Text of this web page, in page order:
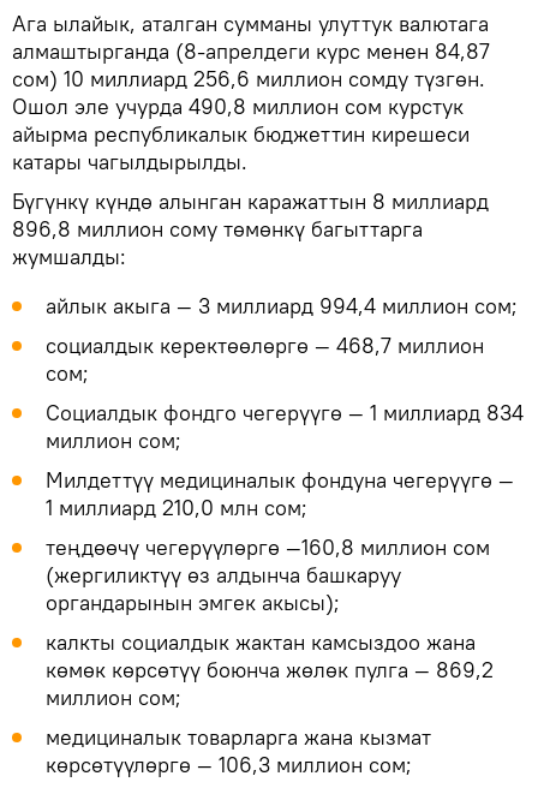
Ага ылайык, аталган сумманы улуттук валютага
алмаштырганда (8-апрелдеги курс менен 84,87
сом) 10 миллиард 256,6 миллион сомду түзгөн.
Ошол эле учурда 490,8 миллион сом курстук
айырма республикалык бюджеттин кирешеси
катары чагылдырылды.
Бүгүнкү күндө алынган каражаттын 8 миллиард
896,8 миллион сому төмөнкү багыттарга
жумшалды:
айлык акыга — 3 миллиард 994,4 миллион сом;
социалдык керектөөлөргө — 468,7 миллион
сом;
Социалдык фондго чегерүүгө — 1 миллиард 834
миллион сом;
Милдеттүү медициналык фондуна чегерүүгө —
1 миллиард 210,0 млн сом;
теңдөөчү чегерүүлөргө —160,8 миллион сом
(жергиликтүү өз алдынча башкаруу
органдарынын эмгек акысы);
калкты социалдык жактан камсыздоо жана
көмөк көрсөтүү боюнча жөлөк пулга — 869,2
миллион сом;
медициналык товарларга жана кызмат
көрсөтүүлөргө — 106,3 миллион сом;